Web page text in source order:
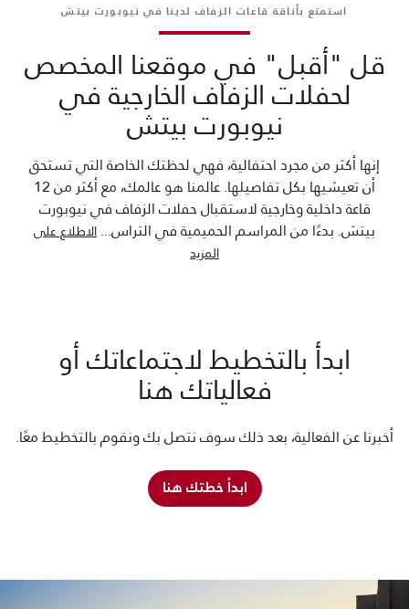
استمتع بأناقة قاعات الزفاف لدينا في نيوبورت بيتش
قل "أقبل" في موقعنا المخصص
لحفلات الزفاف الخارجية في
نيوبورت بيتش
إنها أكثر من مجرد احتفالية، فهي لحظتك الخاصة التي تستحق
أن تعيشيها بكل تفاصيلها. عالمنا هو عالمك، مع أكثر من 12
قاعة داخلية وخارجية لاستقبال حفلات الزفاف في نيوبورت
بيتش. بدءًا من المراسم الحميمية في التراس...الاطلاع على
المزيد
ابدأ بالتخطيط لاجتماعاتك أو
فعالياتك هنا
أخبرنا عن الفعالية، بعد ذلك سوف نتصل بك ونقوم بالتخطيط معًا.
ابدأ خطتك هنا